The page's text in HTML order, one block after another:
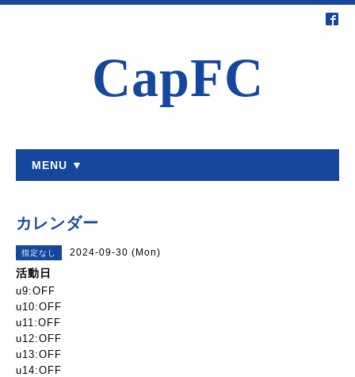
CapFC
MENU ▼
カレンダー
指定なし 2024-09-30 (Mon)
活動日
u9:OFF
u10:OFF
u11:OFF
u12:OFF
u13:OFF
u14:OFF